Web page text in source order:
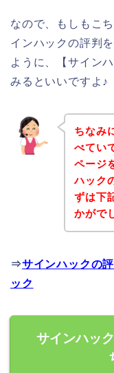
なので、もしもこ
インハックの評判
ように、【サイン
みるといいですよ♪
ちなみ
べてい
ページ
ハック
ずは下
かがで
⇒サインハックの
ック
サインハッ